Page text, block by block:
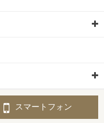
スマートフォン